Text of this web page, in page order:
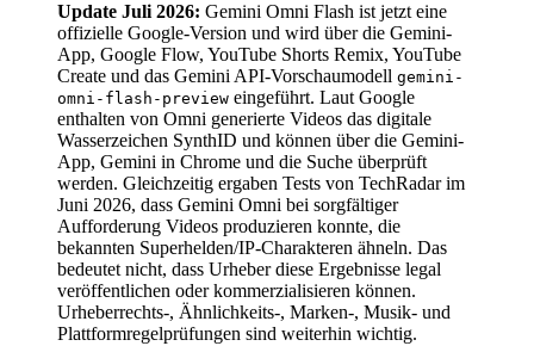
Update Juli 2026: Gemini Omni Flash ist jetzt eine
offizielle Google-Version und wird über die Gemini-
App, Google Flow, YouTube Shorts Remix, YouTube
Create und das Gemini API-Vorschaumodell gemini-
omni-flash-preview eingeführt. Laut Google
enthalten von Omni generierte Videos das digitale
Wasserzeichen SynthID und können über die Gemini-
App, Gemini in Chrome und die Suche überprüft
werden. Gleichzeitig ergaben Tests von TechRadar im
Juni 2026, dass Gemini Omni bei sorgfältiger
Aufforderung Videos produzieren konnte, die
bekannten Superhelden/IP-Charakteren ähneln. Das
bedeutet nicht, dass Urheber diese Ergebnisse legal
veröffentlichen oder kommerzialisieren können.
Urheberrechts-, Ähnlichkeits-, Marken-, Musik- und
Plattformregelprüfungen sind weiterhin wichtig.